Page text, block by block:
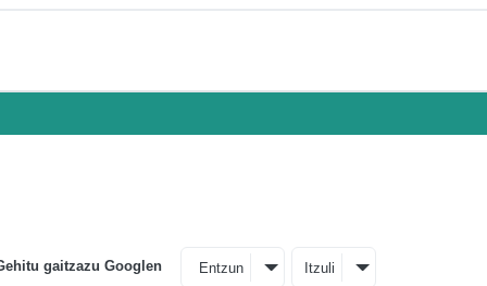
gaitzazu Googlen Entzun Itzuli